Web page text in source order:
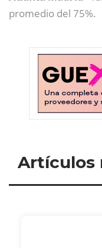
promedio del 75%.
Artículos